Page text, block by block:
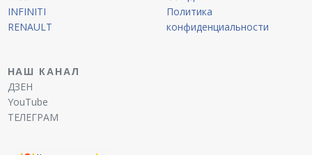
INFINITI
RENAULT
Политика
конфиденциальности
НАШ КАНАЛ
ДЗЕН
YouTube
ТЕЛЕГРАМ